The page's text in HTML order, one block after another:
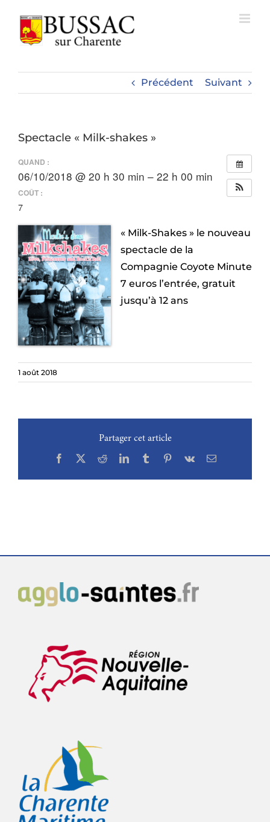
contenu
Précédent Suivant
Spectacle « Milk-shakes »
QUAND :
06/10/2018 @ 20 h 30 min – 22 h 00 min
COÛT :
7
« Milk-Shakes » le nouveau
spectacle de la
Compagnie Coyote Minute
7 euros l’entrée, gratuit
jusqu’à 12 ans
1 août 2018
Partager cet article
Facebook
X RedditLinkedInTumblrPinterest
Vk Email